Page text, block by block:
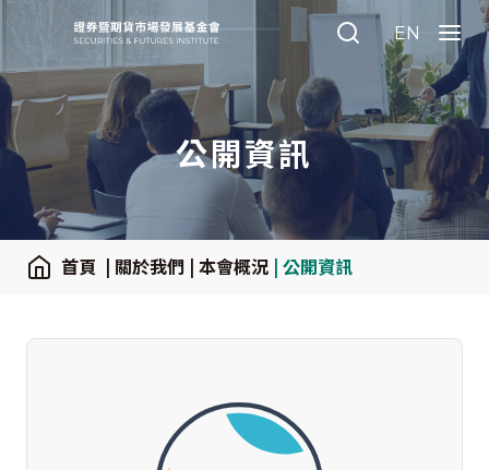
Search EN Menu
公開資訊
首頁 | 關於我們 | 本會概況 | 公開資訊